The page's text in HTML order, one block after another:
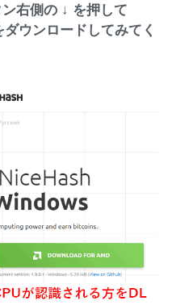
右側の ↓ を押して
ダウンロードしてみてく